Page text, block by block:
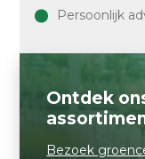
Persoonlijk
Ontdek
Bezoek